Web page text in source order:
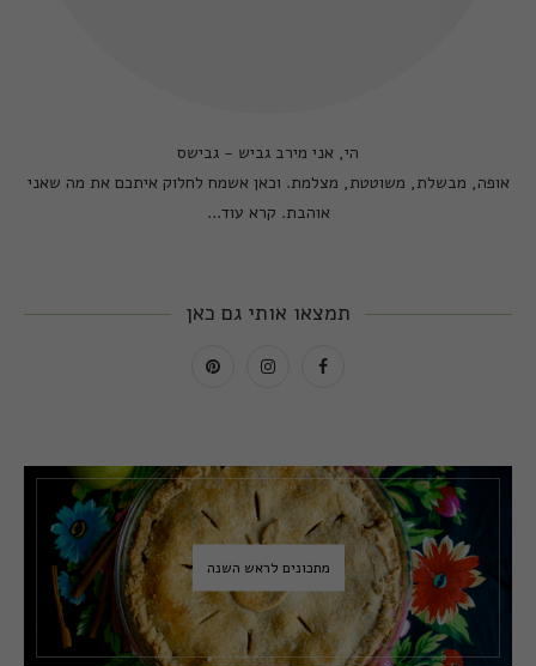
הי, אני מירב גביש - גבישס
אופה, מבשלת, משוטטת, מצלמת. וכאן אשמח לחלוק איתכם את מה שאני
אוהבת. קרא עוד...
תמצאו אותי גם כאן
מתכונים לראש השנה